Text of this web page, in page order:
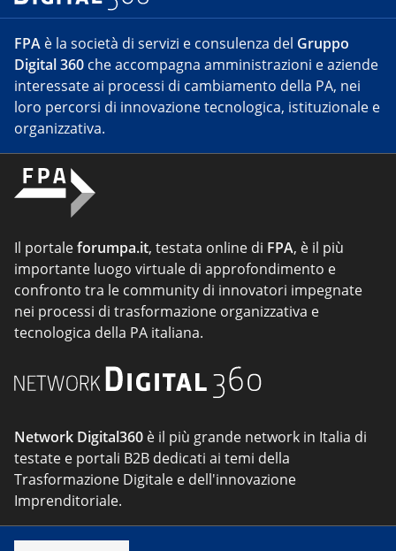
FPA è la società di servizi e consulenza del Gruppo
Digital 360 che accompagna amministrazioni e aziende
interessate ai processi di cambiamento della PA, nei
loro percorsi di innovazione tecnologica, istituzionale e
organizzativa.
Il portaleforumpa.it, testata online di FPA, è il più
importante luogo virtuale di approfondimento e
confronto tra le community di innovatori impegnate
nei processi di trasformazione organizzativa e
tecnologica della PA italiana.
Network Digital360 è il più grande network in Italia di
testate e portali B2B dedicati ai temi della
Trasformazione Digitale e dell'innovazione
Imprenditoriale.